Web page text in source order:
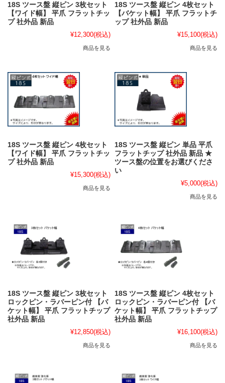
18S ツース盤 縦ピン 3枚セット
【ワイド幅】 平爪 フラットチッ
プ 社外品 新品
¥12,300(税込)
商品を見る
18S ツース盤 縦ピン 4枚セット
【バケット幅】 平爪 フラットチ
ップ 社外品 新品
¥15,100(税込)
商品を見る
18S ツース盤 縦ピン 4枚セット
【ワイド幅】 平爪 フラットチッ
プ 社外品 新品
¥15,300(税込)
商品を見る
18S ツース盤 縦ピン 単品 平爪
フラットチップ 社外品 新品 ★
ツース盤の位置をお選びくださ
い
¥5,000(税込)
商品を見る
18S ツース盤 縦ピン 3枚セット
ロックピン・ラバーピン付 【バ
ケット幅】 平爪 フラットチップ
社外品 新品
¥12,850(税込)
商品を見る
18S ツース盤 縦ピン 4枚セット
ロックピン・ラバーピン付 【バ
ケット幅】 平爪 フラットチップ
社外品 新品
¥16,100(税込)
商品を見る